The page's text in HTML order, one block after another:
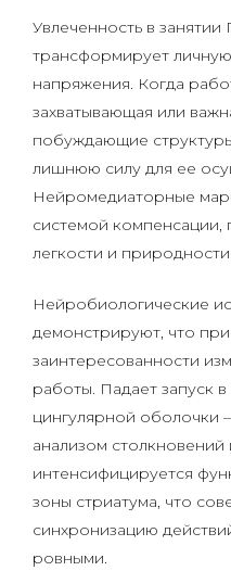
Увлеченность в
трансформирует
напряжения. Когда
захватывающая или
побуждающие
лишнюю силу для ее
Нейромедиаторные
системой компенсации,
легкости и
Нейробиологические
демонстрируют, что
заинтересованности
работы. Падает запуск
цингулярной оболочки
анализом
интенсифицируется
зоны стриатума, что
синхронизацию
ровными.